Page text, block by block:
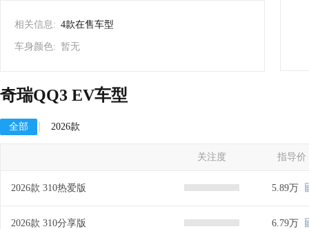
相关信息: 4款在售车型
车身颜色: 暂无
奇瑞QQ3 EV车型
全部 2026款
关注度 指导价
2026款 310热爱版 5.89万
2026款 310分享版 6.79万